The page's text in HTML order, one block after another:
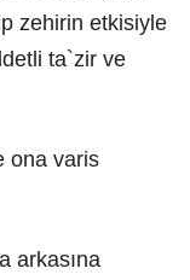
zehirin etkisiyle
ta`zir ve
ona varis
arkasına